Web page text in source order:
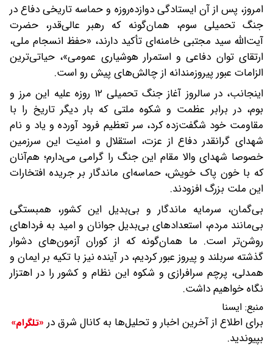
امروز، پس از آن ایستادگی دوازده‌روزه و حماسه تاریخی دفاع در
جنگ تحمیلی سوم، همان‌گونه که رهبر عالی‌قدر، حضرت
آیت‌الله سید مجتبی خامنه‌ای تأکید دارند، «حفظ انسجام ملی،
ارتقای توان دفاعی و استمرار هوشیاری عمومی»، حیاتی‌ترین
الزامات عبور پیروزمندانه از چالش‌های پیش‌ رو است.
اینجانب، در سالروز آغاز جنگ تحمیلی ۱۲ روزه علیه این مرز و
بوم، در برابر عظمت و شکوه ملتی که بار دیگر تاریخ را با
مقاومت خود شگفت‌زده کرد، سر تعظیم فرود آورده و یاد و نام
شهدای گرانقدر دفاع از عزت، استقلال و امنیت این سرزمین
خصوصا شهدای والا مقام این جنگ را گرامی می‌دارم؛ هم‌آنان
که با خون پاک خویش، حماسه‌ای ماندگار بر جریده افتخارات
این ملت بزرگ افزودند.
بی‌گمان، سرمایه ماندگار و بی‌بدیل این کشور، همبستگی
بی‌مانند مردم، استعدادهای بی‌بدیل جوانان و امید به فرداهای
روشن‌تر است. ما همان‌گونه که از کوران آزمون‌های دشوار
گذشته سربلند و پیروز عبور کردیم، در آینده نیز با تکیه بر ایمان و
همدلی، پرچم سرافرازی و شکوه این نظام و کشور را در اهتزار
نگاه خواهیم داشت.
منبع: ایسنا
برای اطلاع از آخرین اخبار و تحلیل‌ها به کانال شرق در «تلگرام»
بپیوندید.